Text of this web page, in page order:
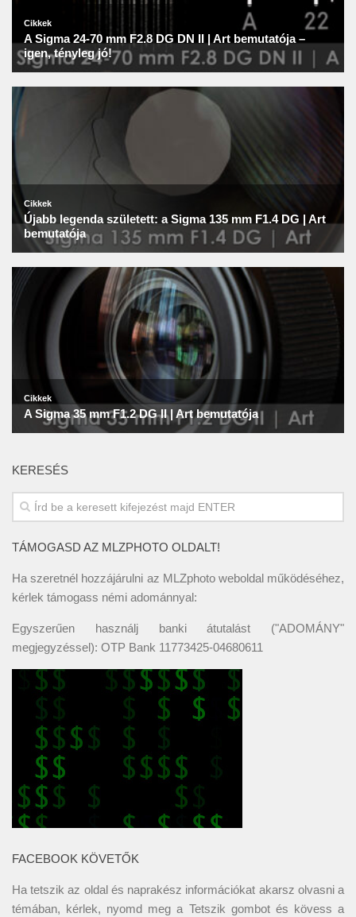
KERESÉS
TÁMOGASD AZ MLZPHOTO OLDALT!
Ha szeretnél hozzájárulni az MLZphoto weboldal működéséhez,
kérlek támogass némi adománnyal:
Egyszerűen használj banki átutalást ("ADOMÁNY"
megjegyzéssel): OTP Bank 11773425-04680611
FACEBOOK KÖVETŐK
Ha tetszik az oldal és naprakész információkat akarsz olvasni a
témában, kérlek, nyomd meg a Tetszik gombot és kövess a